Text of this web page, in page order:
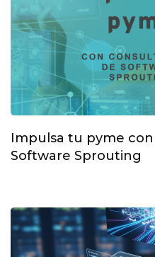
Impulsa tu pyme
Software Sprouting